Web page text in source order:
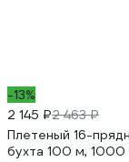
-13%
2 145 ₽2 463 ₽
Плетеный 16-
бухта 100 м,